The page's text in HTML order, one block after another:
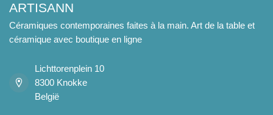
ARTISANN
Céramiques contemporaines faites à la main. Art de la table et
céramique avec boutique en ligne
Lichttorenplein 10
8300 Knokke
België